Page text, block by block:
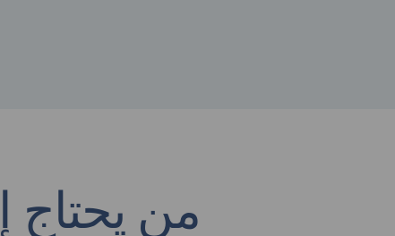
من يحتاج